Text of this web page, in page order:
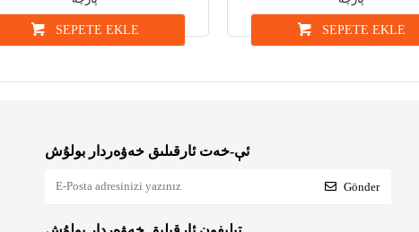
SEPETE EKLE SEPETE EKLE
ئې-خەت ئارقىلىق خەۋەردار بولۇش
Gönder